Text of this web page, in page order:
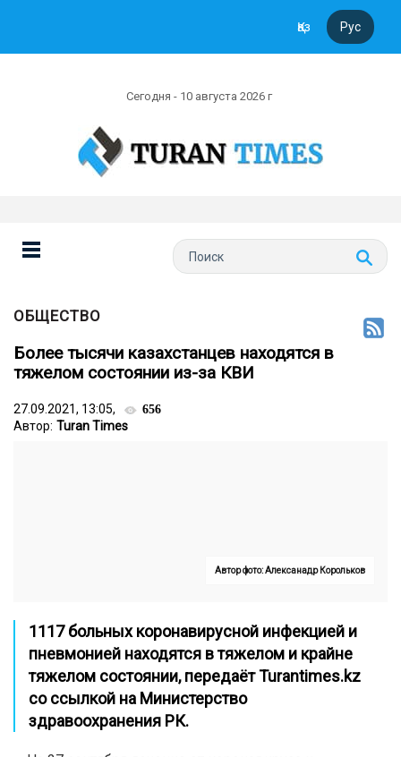
Қаз Рус
Сегодня - 10 августа 2026 г
ОБЩЕСТВО
Более тысячи казахстанцев находятся в
тяжелом состоянии из-за КВИ
27.09.2021, 13:05, 656
Автор: Turan Times
Автор фото: Алексанадр Корольков
1117 больных коронавирусной инфекцией и
пневмонией находятся в тяжелом и крайне
тяжелом состоянии,передаётTurantimes.kz
со ссылкой на Министерство
здравоохранения РК.